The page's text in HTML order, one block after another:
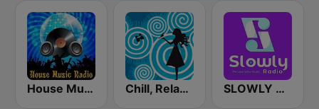
House Music Radio Chill, Relaxing, Positive SLOWLY RADIO